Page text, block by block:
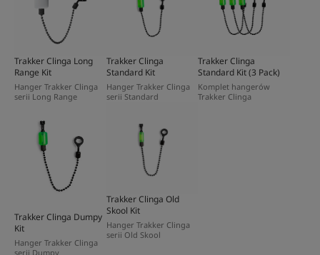
Trakker Clinga Long
Range Kit
Hanger Trakker Clinga
serii Long Range
Trakker Clinga
Standard Kit
Hanger Trakker Clinga
serii Standard
Trakker Clinga
Standard Kit (3 Pack)
Komplet hangerów
Trakker Clinga
Trakker Clinga Dumpy
Kit
Hanger Trakker Clinga
serii Dumpy
Trakker Clinga Old
Skool Kit
Hanger Trakker Clinga
serii Old Skool